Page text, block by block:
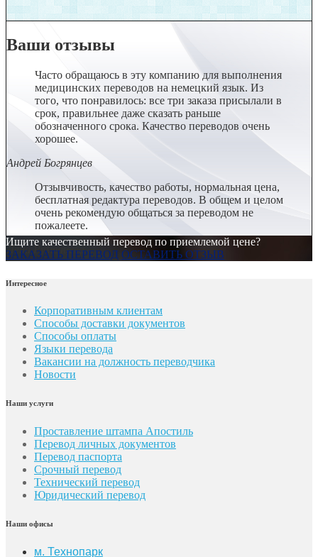
Ваши отзывы
Часто обращаюсь в эту компанию для выполнения
медицинских переводов на немецкий язык. Из
того, что понравилось: все три заказа присылали в
срок, правильнее даже сказать раньше
обозначенного срока. Качество переводов очень
хорошее.
Андрей Богрянцев
Отзывчивость, качество работы, нормальная цена,
бесплатная редактура переводов. В общем и целом
очень рекомендую общаться за переводом не
пожалеете.
Лена Румянцева
Ищите качественный перевод по приемлемой цене?
ЗАКАЗАТЬ ПЕРЕВОД ОСТАВИТЬ ОТЗЫВ
Интересное
Корпоративным клиентам
Способы доставки документов
Способы оплаты
Языки перевода
Вакансии на должность переводчика
Новости
Наши услуги
Проставление штампа Апостиль
Перевод личных документов
Перевод паспорта
Срочный перевод
Технический перевод
Юридический перевод
Наши офисы
м. Технопарк